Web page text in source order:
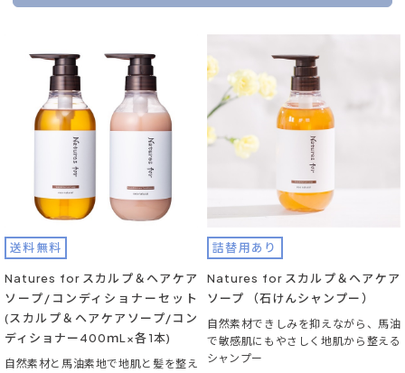
送料無料
Natures for スカルプ＆ヘアケア
ソープ/コンディショナーセット
(スカルプ＆ヘアケアソープ/コン
ディショナー400ｍL×各1本)
自然素材と馬油素地で地肌と髪を整え
詰替用あり
Natures for スカルプ＆ヘアケア
ソープ （石けんシャンプー）
自然素材できしみを抑えながら、馬油
で敏感肌にもやさしく地肌から整える
シャンプー